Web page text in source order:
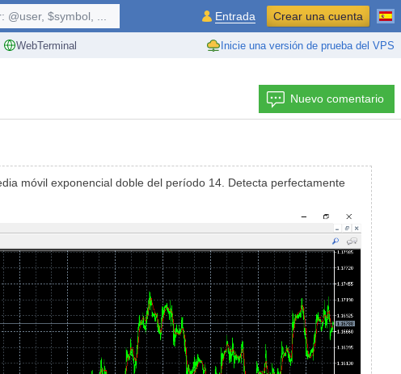
WebTerminal Inicie una versión de prueba del VPS
@user, $symbol, ... Entrada Crear una cuenta
Nuevo comentario
móvil exponencial doble del período 14. Detecta perfectamente